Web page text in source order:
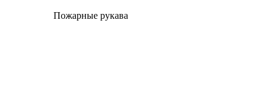
Пожарные рукава